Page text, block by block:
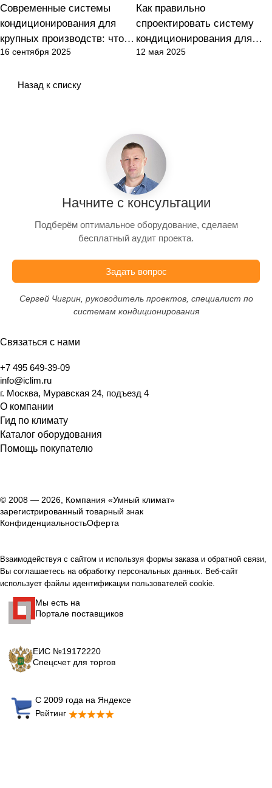
Кондиционирование
Современные системы
кондиционирования для
крупных производств: что
нужно знать
16 сентября 2025
Кондиционирование
Как правильно
спроектировать систему
кондиционирования для
производства?
12 мая 2025
Назад к списку
Начните с консультации
Подберём оптимальное оборудование, сделаем
бесплатный аудит проекта.
Задать вопрос
Сергей Чигрин, руководитель проектов, специалист по
системам кондиционирования
Связаться с нами
+7 495 649-39-09
info@iclim.ru
г. Москва, Муравская 24, подъезд 4
О компании
Гид по климату
Каталог оборудования
Помощь покупателю
© 2008 — 2026, Компания «Умный климат»
зарегистрированный товарный знак
КонфиденциальностьОферта
Взаимодействуя с сайтом и используя формы заказа и обратной связи,
Вы соглашаетесь на обработку персональных данных. Веб-сайт
использует файлы идентификации пользователей cookie.
Мы есть на
Портале поставщиков
ЕИС №19172220
Спецсчет для торгов
С 2009 года на Яндексе
Рейтинг